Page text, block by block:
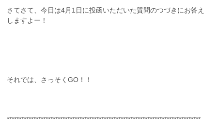
さてさて、今日は4月1日に投函いただいた質問のつづきにお答え
しますよー！
それでは、さっそくGO！！
********************************************************************************